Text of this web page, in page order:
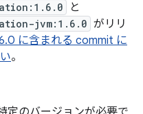
と
jvm:1.6.0 がリリ
に含まれる commit に
。